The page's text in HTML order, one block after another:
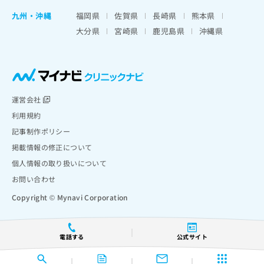
電話する 公式サイト
九州・沖縄 福岡県 佐賀県 長崎県
熊本県
大分県
宮崎県 鹿児島県 沖縄県
運営会社
利用規約
記事制作ポリシー
掲載情報の修正について
個人情報の取り扱いについて
お問い合わせ
Copyright © Mynavi Corporation